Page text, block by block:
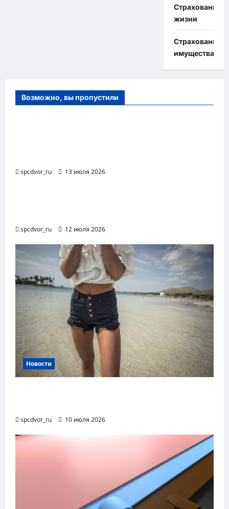
Страхование
жизни
Страхование
имущества
Возможно, вы пропустили
spcdvor_ru 13 июля 2026
spcdvor_ru 12 июля 2026
Новости
spcdvor_ru 10 июля 2026